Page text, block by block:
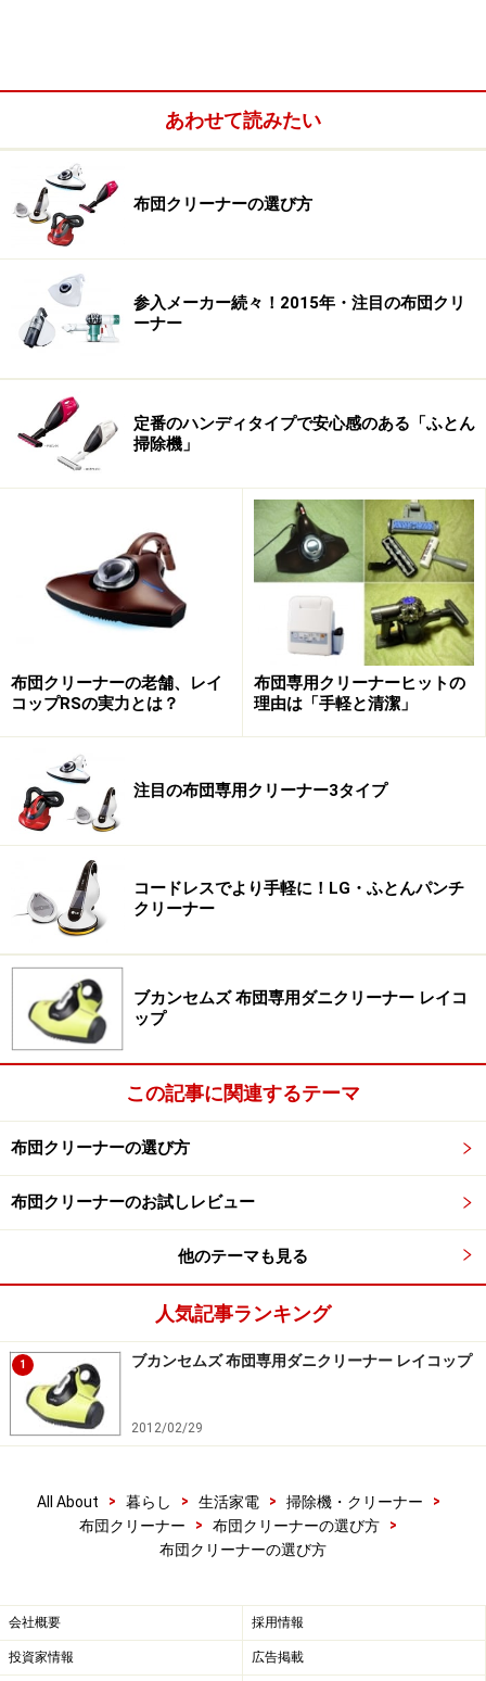
あわせて読みたい
布団クリーナーの選び方
参入メーカー続々！2015年・注目の布団クリ
ーナー
定番のハンディタイプで安心感のある「ふとん
掃除機」
布団クリーナーの老舗、レイ
コップRSの実力とは？
布団専用クリーナーヒットの
理由は「手軽と清潔」
注目の布団専用クリーナー3タイプ
コードレスでより手軽に！LG・ふとんパンチ
クリーナー
ブカンセムズ 布団専用ダニクリーナー レイコ
ップ
この記事に関連するテーマ
布団クリーナーの選び方
布団クリーナーのお試しレビュー
他のテーマも見る
人気記事ランキング
1 ブカンセムズ 布団専用ダニクリーナー レイコップ
2012/02/29
All About > 暮らし > 生活家電 > 掃除機・クリーナー
>
布団クリーナー
> 布団クリーナーの選び方
>
布団クリーナーの選び方
会社概要 採用情報
投資家情報 広告掲載